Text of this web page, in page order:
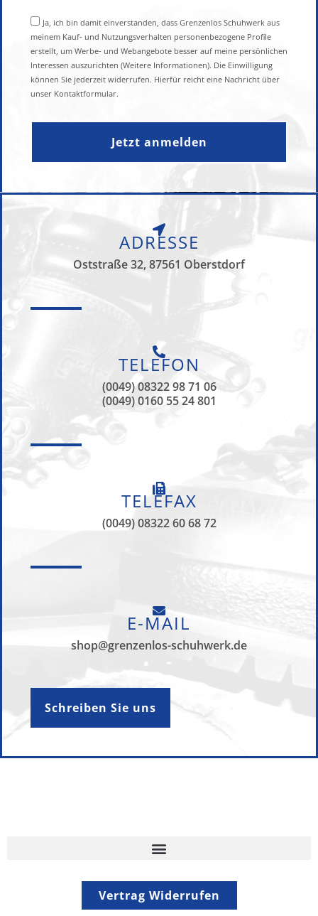
Ja, ich bin damit einverstanden, dass Grenzenlos Schuhwerk aus
meinem Kauf- und Nutzungsverhalten personenbezogene Profile
erstellt, um Werbe- und Webangebote besser auf meine persönlichen
Interessen auszurichten (Weitere Informationen). Die Einwilligung
können Sie jederzeit widerrufen. Hierfür reicht eine Nachricht über
unser Kontaktformular.
Jetzt anmelden
ADRESSE
Oststraße 32, 87561 Oberstdorf
TELEFON
(0049) 08322 98 71 06
(0049) 0160 55 24 801
TELEFAX
(0049) 08322 60 68 72
E-MAIL
shop@grenzenlos-schuhwerk.de
Schreiben Sie uns
Vertrag Widerrufen